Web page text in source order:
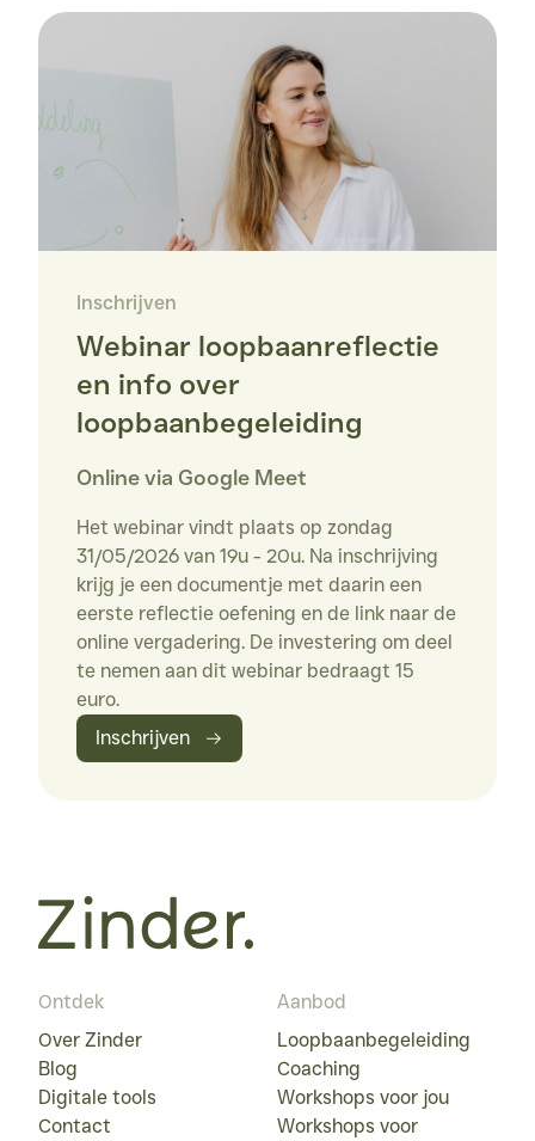
Inschrijven
Webinar loopbaanreflectie
en info over
loopbaanbegeleiding
Online via Google Meet
Het webinar vindt plaats op zondag
31/05/2026 van 19u - 20u. Na inschrijving
krijg je een documentje met daarin een
eerste reflectie oefening en de link naar de
online vergadering. De investering om deel
te nemen aan dit webinar bedraagt 15
euro.
Inschrijven
Ontdek
Over Zinder
Blog
Digitale tools
Contact
Aanbod
Loopbaanbegeleiding
Coaching
Workshops voor jou
Workshops voor